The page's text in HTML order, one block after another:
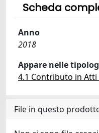
Scheda
Anno
2018
Appare nelle
4.1 Contributo in
File in questo